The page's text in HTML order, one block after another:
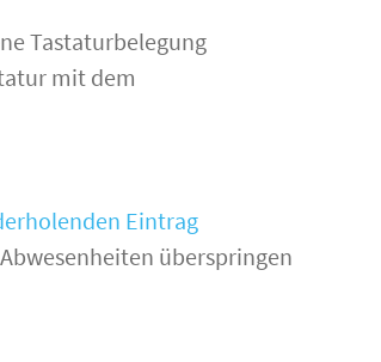
Tastaturbelegung
mit dem
Eintrag
überspringen